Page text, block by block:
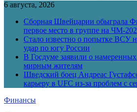
6 августа, 2026
Сборная Швейцарии обыграла
первое место в группе на ЧМ-
Стало известно о попытке ВСУ
удар по югу России
В Госдуме заявили о
мирным жителям
Шведский боец Андреас
карьеру в UFC из-за проблем с
Финансы